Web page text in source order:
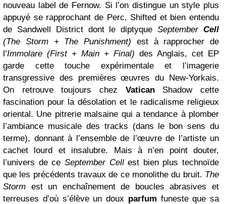
nouveau label de Fernow. Si l’on distingue un style plus
appuyé se rapprochant de Perc, Shifted et bien entendu
de Sandwell District dont le diptyqueSeptemberCell
(The Storm + The Punishment) est à rapprocher de
l’Immolare (First + Main + Final) des Anglais, cet EP
garde cette touche expérimentale et l’imagerie
transgressive des premières œuvres du New-Yorkais.
On retrouve toujours chez VaticanShadow cette
fascination pour la désolation et le radicalisme religieux
oriental. Une pitrerie malsaine qui a tendance à plomber
l’ambiance musicale des tracks (dans le bon sens du
terme), donnant à l’ensemble de l’œuvre de l’artiste un
cachet lourd et insalubre. Mais à n’en point douter,
l’univers de ce September Cellest bien plus technoïde
que les précédents travaux de ce monolithe du bruit. The
Storm est un enchaînement de boucles abrasives et
terreuses d’où s’élève un doux parfum funeste que sa